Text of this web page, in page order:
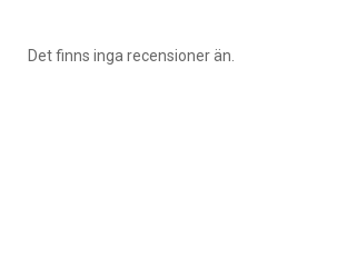
Det finns inga recensioner än.